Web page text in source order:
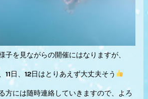
子を見ながらの開催にはなりますが、
11日、12日はとりあえず大丈夫そう
方には随時連絡していきますので、よろ